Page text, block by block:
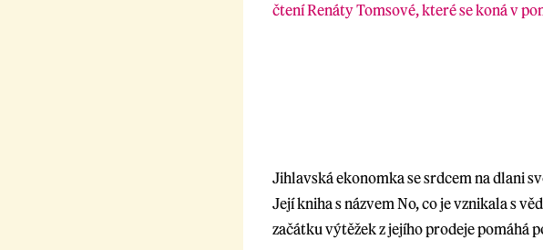
čtení Renáty Tomsové, které se koná v
Jihlavská ekonomka se srdcem na dlani
Její kniha s názvem No, co je vznikala s
začátku výtěžek z jejího prodeje pomáhá